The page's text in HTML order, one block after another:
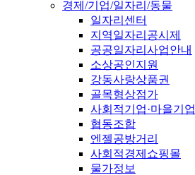
경제/기업/일자리/동물
일자리센터
지역일자리공시제
공공일자리사업안내
소상공인지원
강동사랑상품권
골목형상점가
사회적기업·마을기업
협동조합
엔젤공방거리
사회적경제쇼핑몰
물가정보